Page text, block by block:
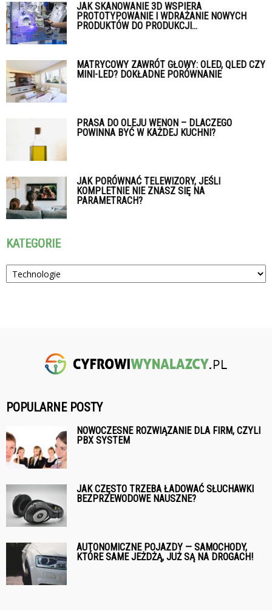
JAK SKANOWANIE 3D WSPIERA
PROTOTYPOWANIE I WDRAŻANIE NOWYCH
PRODUKTÓW DO PRODUKCJI...
MATRYCOWY ZAWRÓT GŁOWY: OLED, QLED CZY
MINI-LED? DOKŁADNE PORÓWNANIE
PRASA DO OLEJU WENON – DLACZEGO
POWINNA BYĆ W KAŻDEJ KUCHNI?
JAK PORÓWNAĆ TELEWIZORY, JEŚLI
KOMPLETNIE NIE ZNASZ SIĘ NA
PARAMETRACH?
KATEGORIE
Kategorie
POPULARNE POSTY
NOWOCZESNE ROZWIĄZANIE DLA FIRM, CZYLI
PBX SYSTEM
JAK CZĘSTO TRZEBA ŁADOWAĆ SŁUCHAWKI
BEZPRZEWODOWE NAUSZNE?
AUTONOMICZNE POJAZDY — SAMOCHODY,
KTÓRE SAME JEŻDŻĄ, JUŻ SĄ NA DROGACH!